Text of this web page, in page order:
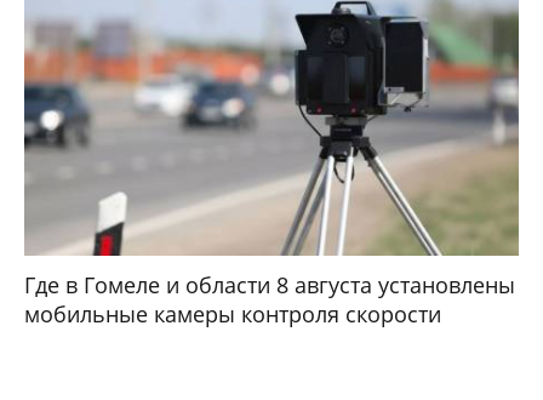
Где в Гомеле и области 8 августа установлены
мобильные камеры контроля скорости